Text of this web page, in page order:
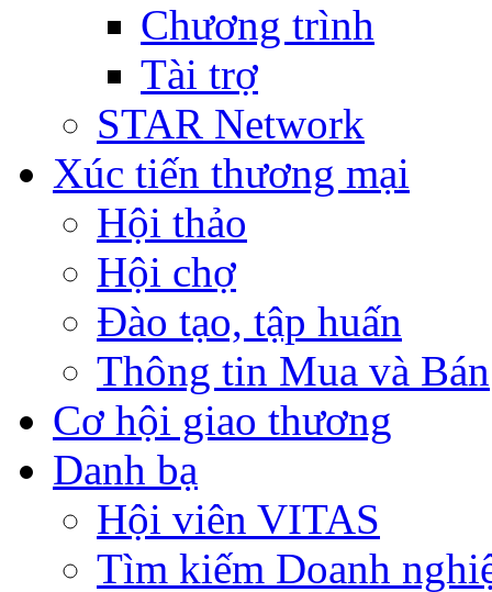
Chương trình
Tài trợ
STAR Network
Xúc tiến thương mại
Hội thảo
Hội chợ
Đào tạo, tập huấn
Thông tin Mua và Bán
Cơ hội giao thương
Danh bạ
Hội viên VITAS
Tìm kiếm Doanh